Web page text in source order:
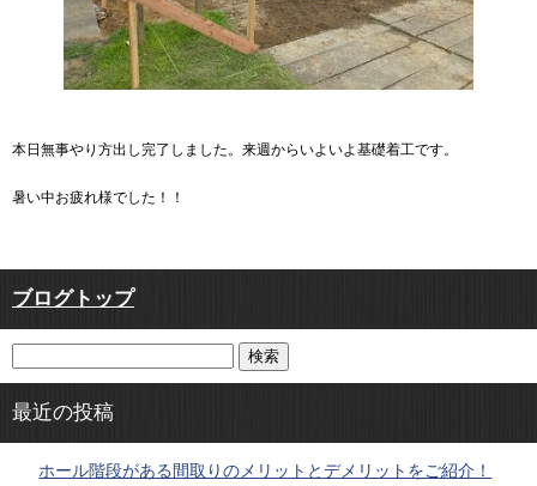
本日無事やり方出し完了しました。来週からいよいよ基礎着工です。
暑い中お疲れ様でした！！
ブログトップ
最近の投稿
ホール階段がある間取りのメリットとデメリットをご紹介！